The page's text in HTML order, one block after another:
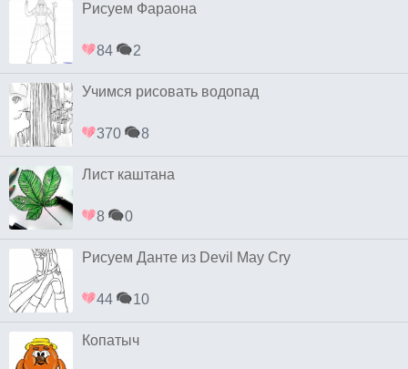
Рисуем Фараона
84 2
Учимся рисовать водопад
370 8
Лист каштана
8 0
Рисуем Данте из Devil May Cry
44 10
Копатыч